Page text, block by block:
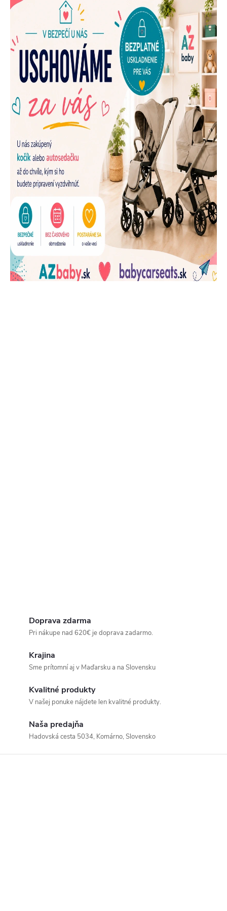
E
N
U
R
D
J
Ň
U
Doprava zdarma
Pri nákupe nad 620€ je doprava zadarmo.
Krajina
Sme prítomní aj v Maďarsku a na Slovensku
Kvalitné produkty
V našej ponuke nájdete len kvalitné produkty.
Naša predajňa
Hadovská cesta 5034, Komárno, Slovensko